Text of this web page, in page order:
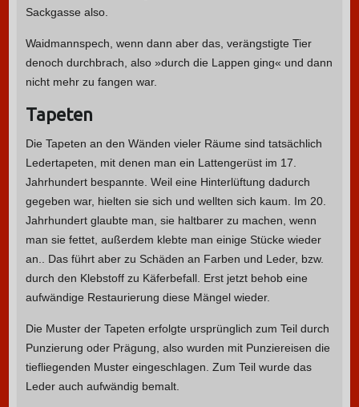
Sackgasse also.
Waidmannspech, wenn dann aber das, verängstigte Tier
denoch durchbrach, also »durch die Lappen ging« und dann
nicht mehr zu fangen war.
Tapeten
Die Tapeten an den Wänden vieler Räume sind tatsächlich
Ledertapeten, mit denen man ein Lattengerüst im 17.
Jahrhundert bespannte. Weil eine Hinterlüftung dadurch
gegeben war, hielten sie sich und wellten sich kaum. Im 20.
Jahrhundert glaubte man, sie haltbarer zu machen, wenn
man sie fettet, außerdem klebte man einige Stücke wieder
an.. Das führt aber zu Schäden an Farben und Leder, bzw.
durch den Klebstoff zu Käferbefall. Erst jetzt behob eine
aufwändige Restaurierung diese Mängel wieder.
Die Muster der Tapeten erfolgte ursprünglich zum Teil durch
Punzierung oder Prägung, also wurden mit Punziereisen die
tiefliegenden Muster eingeschlagen. Zum Teil wurde das
Leder auch aufwändig bemalt.